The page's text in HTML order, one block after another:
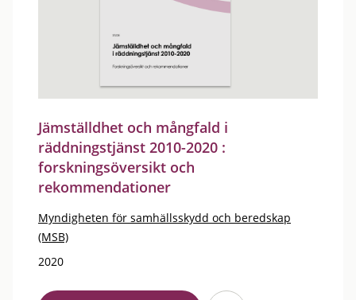
Jämställdhet och mångfald i
räddningstjänst 2010-2020 :
forskningsöversikt och
rekommendationer
Myndigheten för samhällsskydd och beredskap
(MSB)
2020